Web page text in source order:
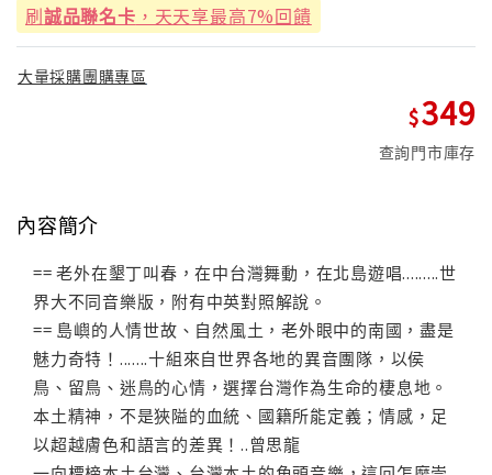
刷誠品聯名卡 ，天天享最高7%回饋
大量採購團購專區
349
查詢門市庫存
內容簡介
== 老外在墾丁叫春，在中台灣舞動，在北島遊唱.........世
界大不同音樂版，附有中英對照解說。
== 島嶼的人情世故、自然風土，老外眼中的南國，盡是
魅力奇特！.......十組來自世界各地的異音團隊，以侯
鳥、留鳥、迷鳥的心情，選擇台灣作為生命的棲息地。
本土精神，不是狹隘的血統、國籍所能定義；情感，足
以超越膚色和語言的差異！..曾思龍